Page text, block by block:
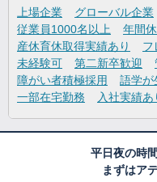
上場企業 グローバル企業
従業員1000名以上
年間
産休育休取得実績あり
フ
未経験可
第二新卒歓迎
障がい者積極採用
語学が
一部在宅勤務
入社実績あ
平日夜の時
まずはア